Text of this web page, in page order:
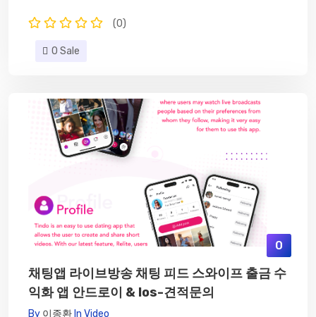
(0)
0 Sale
0
채팅앱 라이브방송 채팅 피드 스와이프 출금 수
익화 앱 안드로이 & Ios-견적문의
By 이종환 In Video